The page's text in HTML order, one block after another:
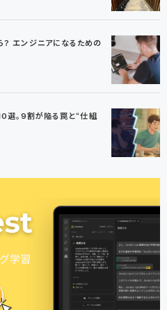
？ エンジニアになるための
選。9割が陥る罠と“仕組